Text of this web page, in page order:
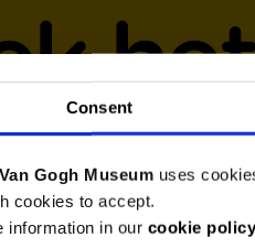
Consent
Van Gogh Museum uses
cookies to accept.
information in our cookie policy
het